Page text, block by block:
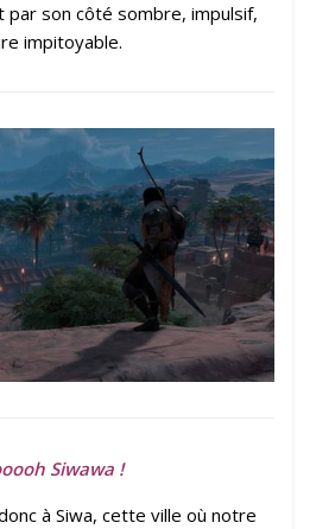
par son côté sombre, impulsif,
impitoyable.
Siwawa !
à Siwa, cette ville où notre